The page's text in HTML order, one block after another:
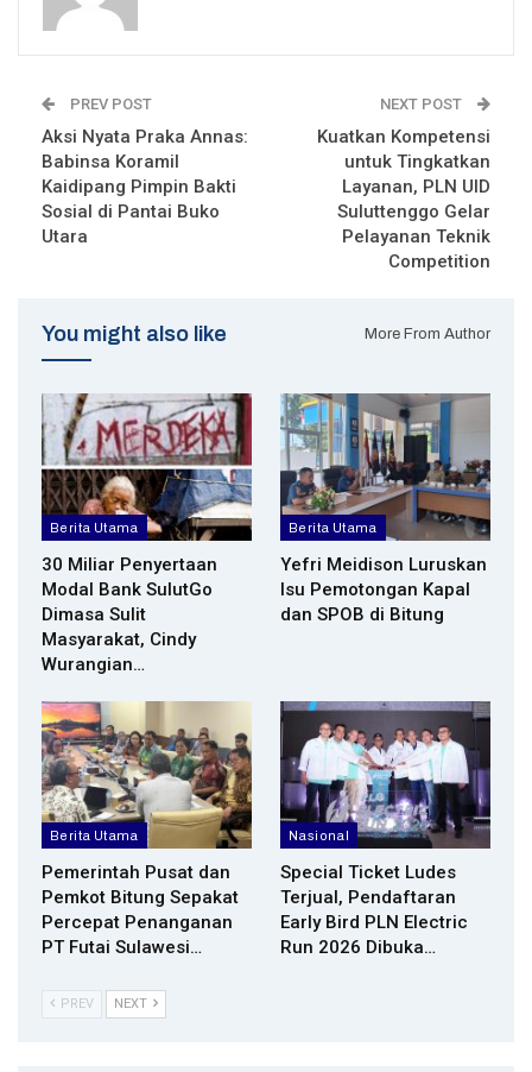
PREV POST
Aksi Nyata Praka Annas:
Babinsa Koramil
Kaidipang Pimpin Bakti
Sosial di Pantai Buko
Utara
NEXT POST
Kuatkan Kompetensi
untuk Tingkatkan
Layanan, PLN UID
Suluttenggo Gelar
Pelayanan Teknik
Competition
You might also like More From Author
Berita Utama
30 Miliar Penyertaan
Modal Bank SulutGo
Dimasa Sulit
Masyarakat, Cindy
Wurangian…
Berita Utama
Yefri Meidison Luruskan
Isu Pemotongan Kapal
dan SPOB di Bitung
Berita Utama
Pemerintah Pusat dan
Pemkot Bitung Sepakat
Percepat Penanganan
PT Futai Sulawesi…
Nasional
Special Ticket Ludes
Terjual, Pendaftaran
Early Bird PLN Electric
Run 2026 Dibuka…
PREV NEXT